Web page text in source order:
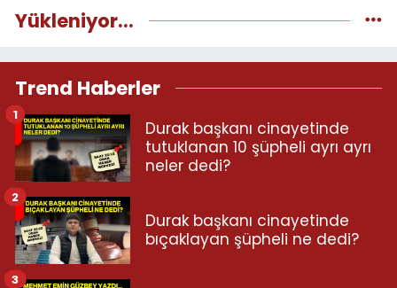
Yükleniyor...
Trend Haberler
Durak başkanı cinayetinde
tutuklanan 10 şüpheli ayrı ayrı
neler dedi?
1
Durak başkanı cinayetinde
bıçaklayan şüpheli ne dedi?
2
3